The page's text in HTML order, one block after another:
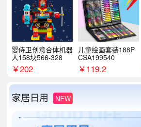
婴侍卫创意合体机器
人158块566-328
￥202
儿童绘画套装188P
CSA199540
￥119.2
家居日用 NEW